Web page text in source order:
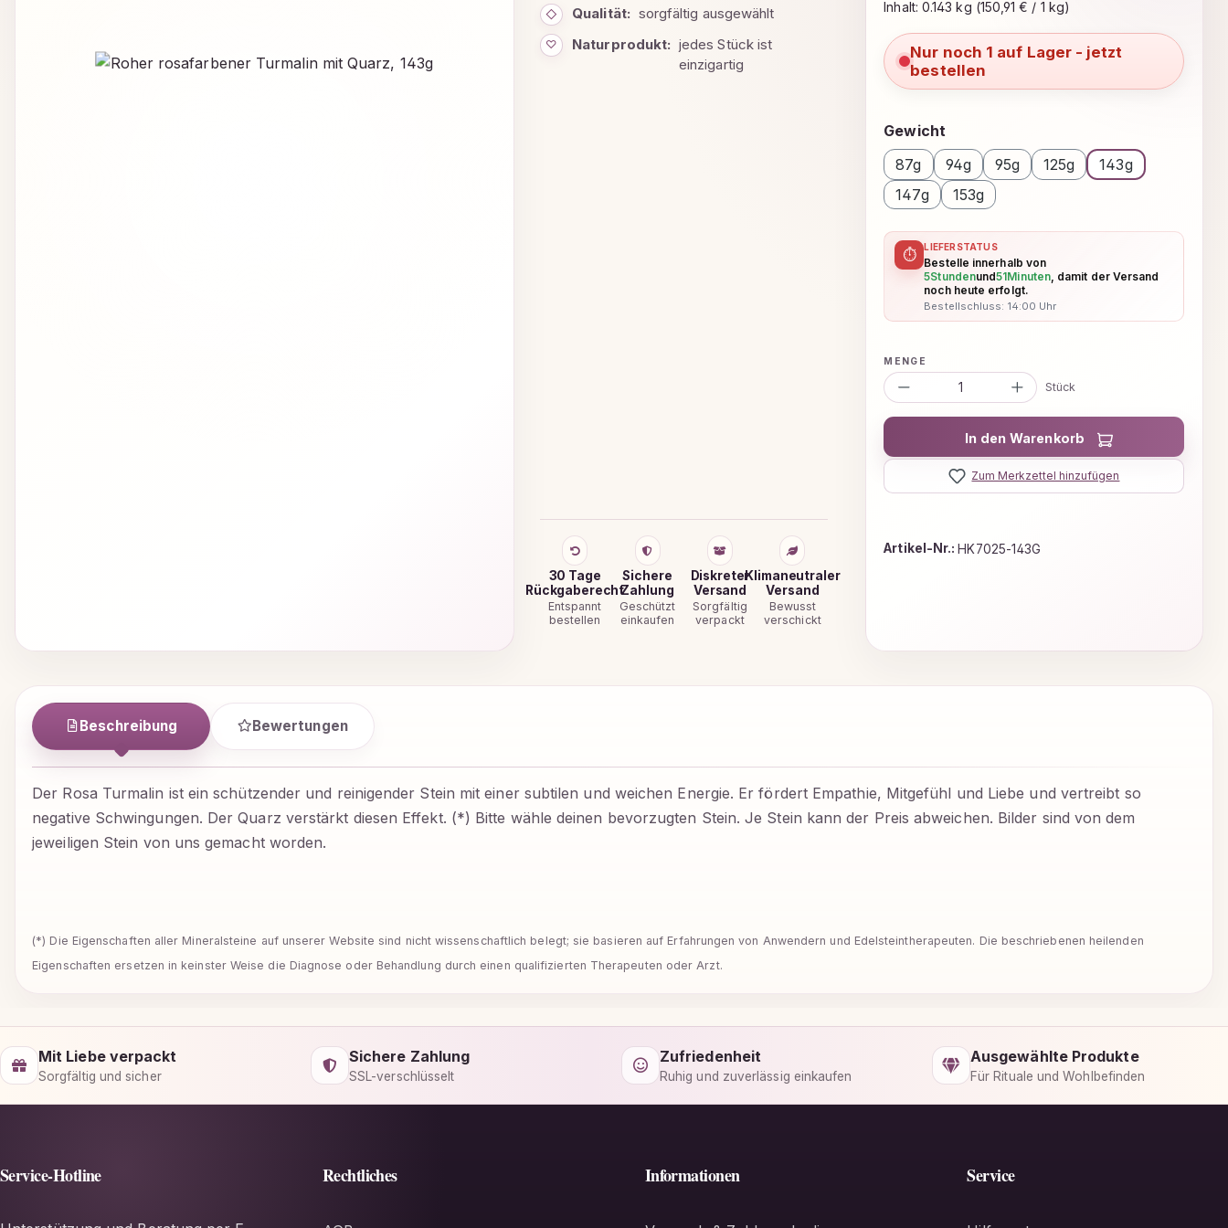
30 Tage
Rückgaberecht
Entspannt
bestellen
Sichere
Zahlung
Geschützt
einkaufen
Diskreter
Versand
Sorgfältig
verpackt
Klimaneutraler
Versand
Bewusst
verschickt
◇ Qualität: sorgfältig ausgewählt
♡ Naturprodukt: jedes Stück ist
einzigartig
Inhalt: 0.143 kg (150,91 € / 1 kg)
Nur noch 1 auf Lager - jetzt
bestellen
Gewichtauswählen
87g
94g 95g 125g
143g
147g
153g
⏱ LIEFERSTATUS
Bestelle innerhalb von
5Stundenund51Minuten, damit der Versand
noch heute erfolgt.
Bestellschluss: 14:00 Uhr
Produkt Anzahl: Gib den
Stück
In den Warenkorb
Zum Merkzettel hinzufügen
Artikel-Nr.:HK7025-143G
Beschreibung Bewertungen
Der Rosa Turmalin ist ein schützender und reinigender Stein mit einer subtilen und weichen Energie. Er fördert Empathie, Mitgefühl und Liebe und vertreibt so
negative Schwingungen. Der Quarz verstärkt diesen Effekt. (*) Bitte wähle deinen bevorzugten Stein. Je Stein kann der Preis abweichen. Bilder sind von dem
jeweiligen Stein von uns gemacht worden.
(*) Die Eigenschaften aller Mineralsteine auf unserer Website sind nicht wissenschaftlich belegt; sie basieren auf Erfahrungen von Anwendern und Edelsteintherapeuten. Die beschriebenen heilenden
Eigenschaften ersetzen in keinster Weise die Diagnose oder Behandlung durch einen qualifizierten Therapeuten oder Arzt.
Mit Liebe verpackt
Sorgfältig und sicher
Sichere Zahlung
SSL-verschlüsselt
Zufriedenheit
Ruhig und zuverlässig einkaufen
Ausgewählte Produkte
Für Rituale und Wohlbefinden
Service-Hotline Rechtliches Informationen Service